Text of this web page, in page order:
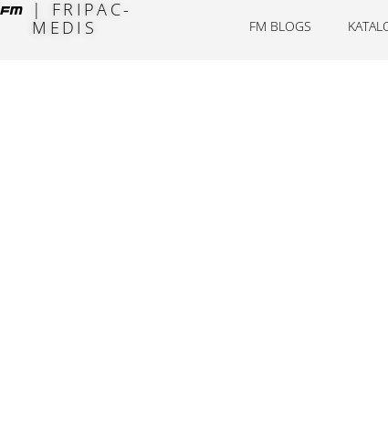
| FRIPAC-
MEDIS
FM BLOGS